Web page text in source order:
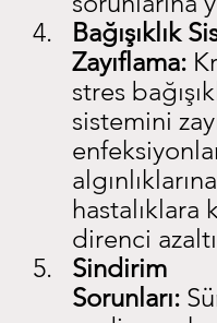
Bağışıklık
Zayıflama:
stres
sistemini
hastalıklara
direnci
Sindirim
Sorunları: